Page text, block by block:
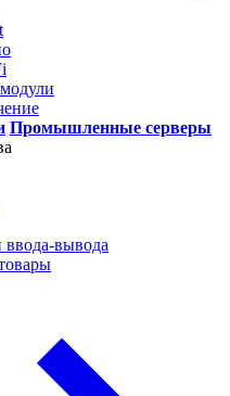
Промышленные серверы
вывода